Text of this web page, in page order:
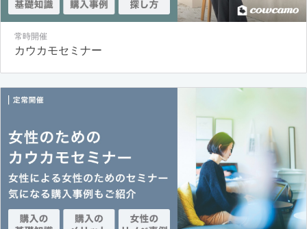
常時開催
カウカモセミナー